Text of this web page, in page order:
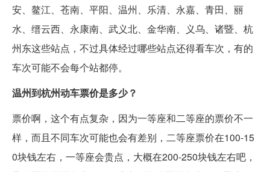
安、鳌江、苍南、平阳、温州、乐清、永嘉、青田、丽
水、缙云西、永康南、武义北、金华南、义乌、诸暨、杭
州东这些站点，不过具体经过哪些站点还得看车次，有的
车次可能不会每个站都停。
温州到杭州动车票价是多少？
票价啊，这个有点复杂，因为一等座和二等座的票价不一
样，而且不同车次可能也会有差别，二等座票价在100-15
0块钱左右，一等座会贵点，大概在200-250块钱左右吧，